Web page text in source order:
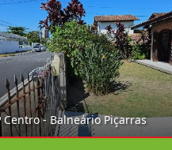
Centro - Balneário Piçarras